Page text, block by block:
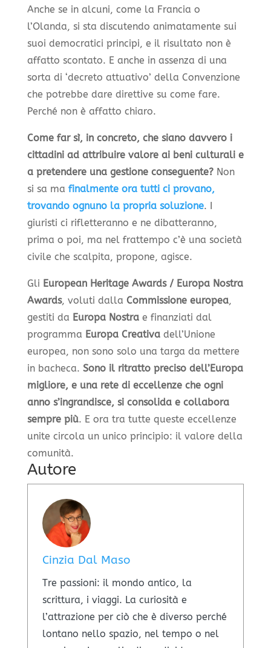
Anche se in alcuni, come la Francia o
l’Olanda, si sta discutendo animatamente sui
suoi democratici principi, e il risultato non è
affatto scontato. E anche in assenza di una
sorta di ‘decreto attuativo’ della Convenzione
che potrebbe dare direttive su come fare.
Perché non è affatto chiaro.
Come far sì, in concreto, che siano davvero i
cittadini ad attribuire valore ai beni culturali e
a pretendere una gestione conseguente?Non
si sa ma finalmente ora tutti ci provano,
trovando ognuno la propria soluzione. I
giuristi ci rifletteranno e ne dibatteranno,
prima o poi, ma nel frattempo c’è una società
civile che scalpita, propone, agisce.
Gli European Heritage Awards / Europa Nostra
Awards, voluti dalla Commissione europea,
gestiti da Europa Nostrae finanziati dal
programma Europa Creativadell’Unione
europea, non sono solo una targa da mettere
in bacheca. Sono il ritratto preciso dell’Europa
migliore, e una rete di eccellenze che ogni
anno s’ingrandisce, si consolida e collabora
sempre più. E ora tra tutte queste eccellenze
unite circola un unico principio: il valore della
comunità.
Autore
Cinzia Dal Maso
​Tre passioni: il mondo antico, la
scrittura, i viaggi. La curiosità e
l’attrazione per ciò che è diverso perché
lontano nello spazio, nel tempo o nel